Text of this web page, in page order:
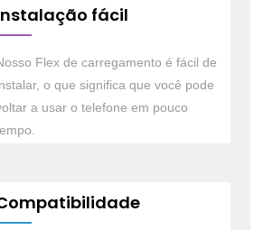
fácil
Flex de carregamento é fácil de
o que significa que você pode
a usar o telefone em pouco